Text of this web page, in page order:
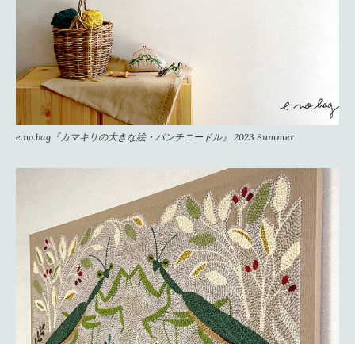
e.no.bag『カマキリの大きな絵・パンチニードル』 2023 Summer